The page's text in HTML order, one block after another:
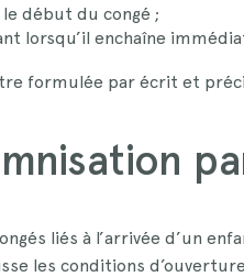
début du congé ;
lorsqu’il enchaîne
formulée par écrit et
liés à l’arrivée d’un
les conditions